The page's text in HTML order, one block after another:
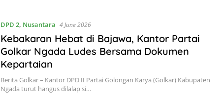
DPD 2, Nusantara 4 June 2026
Kebakaran Hebat di Bajawa, Kantor Partai
Golkar Ngada Ludes Bersama Dokumen
Kepartaian
Berita Golkar – Kantor DPD II Partai Golongan Karya (Golkar) Kabupaten
Ngada turut hangus dilalap si…